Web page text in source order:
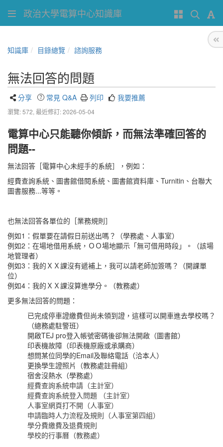
政治大學電算中心知識庫
知識庫 目錄總覽 諮詢服務
無法回答的問題
分享 常見 Q&A 列印 我要推薦
瀏覽: 572, 最近修訂: 2026-05-04
電算中心只能聽你傾訴，而無法準確回答的
問題--
無法回答［電算中心未經手的系統］，例如：
經費查詢系統、圖書館借閱系統、圖書館資料庫、Turnitin、台聯大
圖書服務...等等。
也無法回答各單位的［業務規則］
例如1：假單要在請假日前送出嗎？（學務處、人事室）
例如2：在場地借用系統，ＯＯ場地顯示「無可借用時段」。（該場
地管理者）
例如3：我的ＸＸ課沒有遞補上，我可以請老師加簽嗎？（開課單
位）
例如4：我的ＸＸ課沒算進學分。（教務處）
更多無法回答的問題：
已完成停車證繳費但尚未領到證，這樣可以開車進去學校嗎？
（總務處駐警班）
開啟TEJ pro登入帳號密碼後卻無法開啟（圖書館）
印表機故障（印表機原廠或承購商）
想問某位同學的Email及聯絡電話（洽本人）
更換學生證照片（教務處註冊組）
宿舍沒熱水（學務處）
經費查詢系統申請（主計室）
經費查詢系統登入問題
（主計室）
人事室網頁打不開（人事室）
申請臨時人力流程及規則（人事室第四組）
學分費繳費及退費規則
學校的行事曆（教務處）